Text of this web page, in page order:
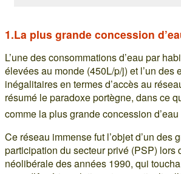
1.La plus grande concession
L’une des consommations d’eau par
élevées au monde (450L/p/j) et l’un des
inégalitaires en termes d’accès au
résumé le paradoxe portègne, dans ce
comme la plus grande concession
Ce réseau immense fut l’objet d’un des
participation du secteur privé (PSP) lors
néolibérale des années 1990, qui